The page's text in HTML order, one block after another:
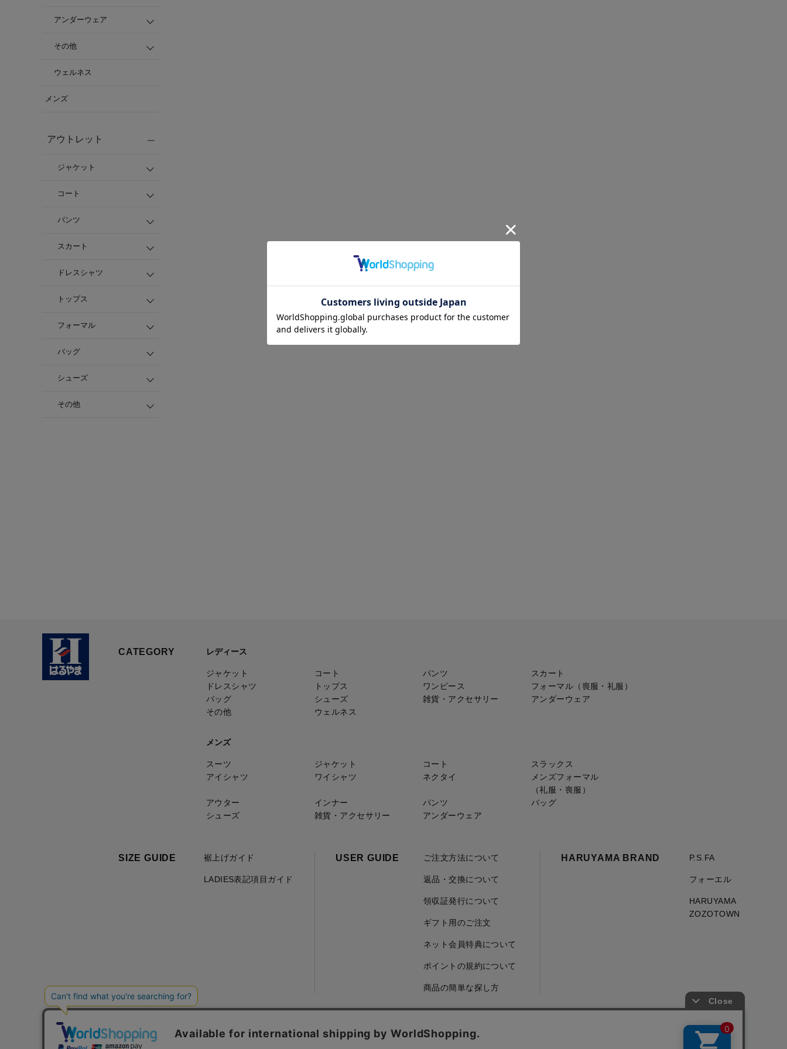
アンダーウェア
その他
ウェルネス
メンズ
アウトレット
ジャケット
コート
パンツ
スカート
ドレスシャツ
トップス
フォーマル
バッグ
シューズ
その他
CATEGORY レディース
ジャケット コート パンツ
スカート
ドレスシャツ
トップス ワンピース
フォーマル（喪服・礼服）
バッグ
シューズ 雑貨・アクセサリー
アンダーウェア
その他
ウェルネス
メンズ
スーツ ジャケット コート
スラックス
アイシャツ
ワイシャツ ネクタイ
メンズフォーマル
（礼服・喪服）
アウター
インナー パンツ
バッグ
シューズ
雑貨・アクセサリー アンダーウェア
SIZE GUIDE 裾上げガイド
LADIES表記項目ガイド
USER GUIDE ご注文方法について
返品・交換について
領収証発行について
ギフト用のご注文
ネット会員特典について
ポイントの規約について
商品の簡単な探し方
HARUYAMA BRAND P.S.FA
フォーエル
HARUYAMA
ZOZOTOWN
ご利用規約について 個人情報の取り扱いについて 特定商取引に基づく表記
会社概要